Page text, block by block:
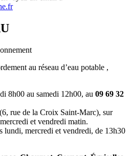
au réseau d’eau potable ,
8h00 au samedi 12h00, au 09 69 32
(6, rue de la Croix Saint-Marc), sur
et vendredi matin.
lundi, mercredi et vendredi, de 13h30